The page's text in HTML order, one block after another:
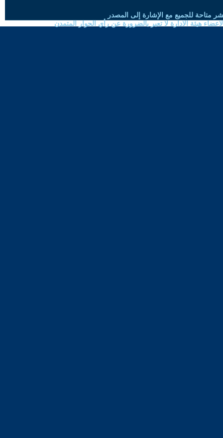
متاحة للجميع مع الإشارة إلى المصدر
هيئة الادارة لا تعبر بالضرورة عن رأي الحوار المتمدن